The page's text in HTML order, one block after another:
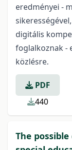
eredményei -
digitális
foglalkoznak -
közlésre.
PDF
440
The